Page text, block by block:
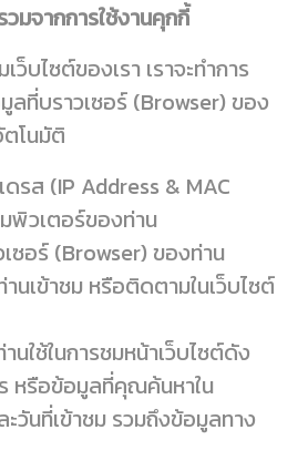
มจากการใช้งานคุกกี้
ว็บไซต์ของเรา เราจะทำการ
ลที่บราวเซอร์ (Browser) ของ
โนมัติ
ส (IP Address & MAC
พิวเตอร์ของท่าน
อร์ (Browser) ของท่าน
นเข้าชม หรือติดตามในเว็บไซต์
นใช้ในการชมหน้าเว็บไซต์ดัง
หรือข้อมูลที่คุณค้นหาใน
ะวันที่เข้าชม รวมถึงข้อมูลทาง